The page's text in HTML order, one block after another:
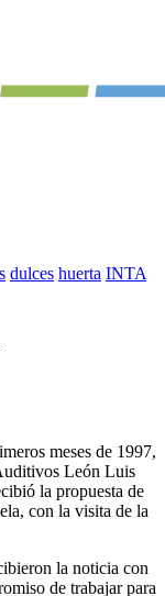
dulces huerta INTA
meses de 1997,
León Luis
la propuesta de
con la visita de la
la noticia con
de trabajar para